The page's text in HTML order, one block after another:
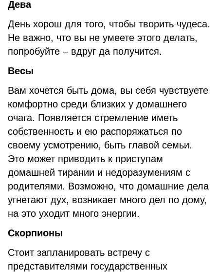
Дева
День хорош для того, чтобы творить чудеса.
Не важно, что вы не умеете этого делать,
попробуйте – вдруг да получится.
Весы
Вам хочется быть дома, вы себя чувствуете
комфортно среди близких у домашнего
очага. Появляется стремление иметь
собственность и ею распоряжаться по
своему усмотрению, быть главой семьи.
Это может приводить к приступам
домашней тирании и недоразумениям с
родителями. Возможно, что домашние дела
угнетают дух, возникает много дел по дому,
на это уходит много энергии.
Скорпионы
Стоит запланировать встречу с
представителями государственных